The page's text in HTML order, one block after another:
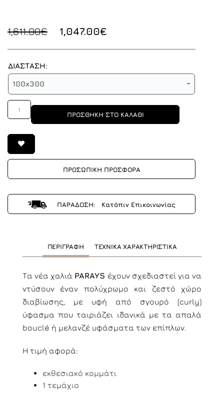
1,611.00€ 1,047.00€
ΔΙΑΣΤΑΣΗ:
100x300
1
ΠΡΟΣΘΗΚΗ ΣΤΟ ΚΑΛΑΘΙ
ΠΡΟΣΩΠΙΚΗ ΠΡΟΣΦΟΡΑ
ΠΑΡΑΔΟΣΗ: Κατόπιν Επικοινωνίας
ΠΕΡΙΓΡΑΦΗ ΤΕΧΝΙΚΑ ΧΑΡΑΚΤΗΡΙΣΤΙΚΑ
Τα νέα χαλιά PARAYS έχουν σχεδιαστεί για να
ντύσουν έναν πολύχρωμο και ζεστό χώρο
διαβίωσης, με υφή από σγουρό (curly)
ύφασμα που ταιριάζει ιδανικά με τα απαλά
bouclé ή μελανζέ υφάσματα των επίπλων.
Η τιμή αφορά:
εκθεσιακό κομμάτι
1 τεμάχιο